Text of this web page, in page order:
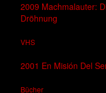
2009 Machmalauter:
Dröhnung
VHS
2001 En Misión Del
Bücher